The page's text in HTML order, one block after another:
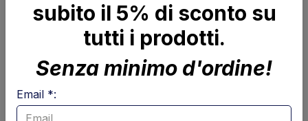
Pagina 1 di 43 Mostra per pagina
subito il 5% di sconto su
tutti i prodotti.
Senza minimo d'ordine!
Email *: